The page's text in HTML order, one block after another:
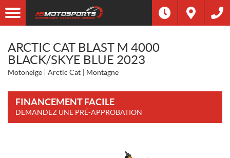
ARCTIC CAT BLAST M 4000
BLACK/SKYE BLUE 2023
Motoneige Arctic Cat Montagne
FINANCEMENT FACILE
DEMANDEZ UNE PRÉ-APPROBATION